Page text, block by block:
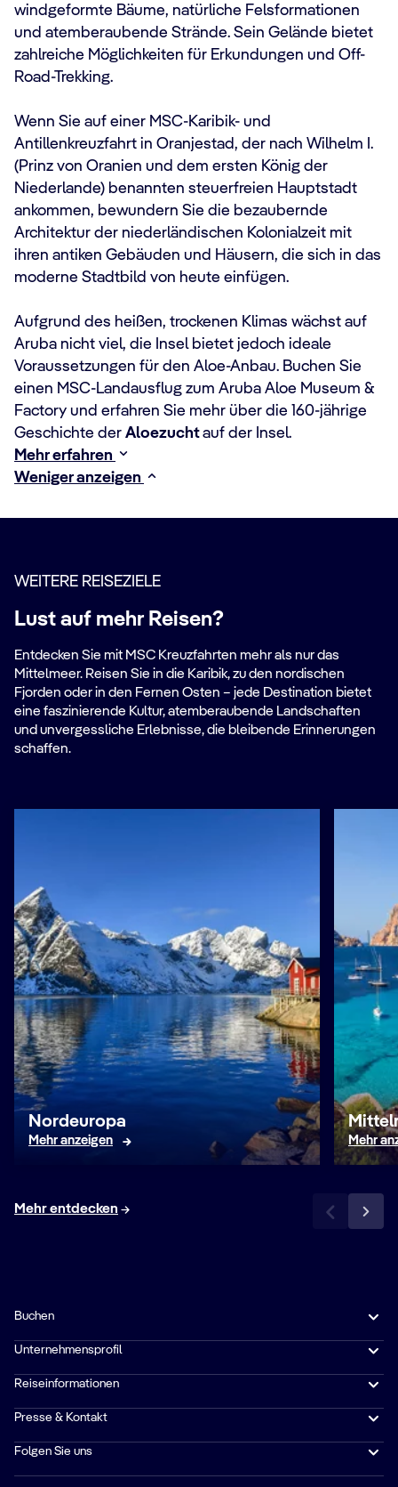
windgeformte Bäume, natürliche Felsformationen
und atemberaubende Strände. Sein Gelände bietet
zahlreiche Möglichkeiten für Erkundungen und Off-
Road-Trekking.
Wenn Sie auf einer MSC-Karibik- und
Antillenkreuzfahrt in Oranjestad, der nach Wilhelm I.
(Prinz von Oranien und dem ersten König der
Niederlande) benannten steuerfreien Hauptstadt
ankommen, bewundern Sie die bezaubernde
Architektur der niederländischen Kolonialzeit mit
ihren antiken Gebäuden und Häusern, die sich in das
moderne Stadtbild von heute einfügen.
Aufgrund des heißen, trockenen Klimas wächst auf
Aruba nicht viel, die Insel bietet jedoch ideale
Voraussetzungen für den Aloe-Anbau. Buchen Sie
einen MSC-Landausflug zum Aruba Aloe Museum &
Factory und erfahren Sie mehr über die 160-jährige
Geschichte der Aloezuchtauf der Insel.
Mehr erfahren
Weniger anzeigen
WEITERE REISEZIELE
Lust auf mehr Reisen?
Entdecken Sie mit MSC Kreuzfahrten mehr als nur das
Mittelmeer. Reisen Sie in die Karibik, zu den nordischen
Fjorden oder in den Fernen Osten – jede Destination bietet
eine faszinierende Kultur, atemberaubende Landschaften
und unvergessliche Erlebnisse, die bleibende Erinnerungen
schaffen.
Nordeuropa
Mehr anzeigen Mehr
Mehr entdecken
Buchen
Unternehmensprofil
Reiseinformationen
Presse & Kontakt
Folgen Sie uns